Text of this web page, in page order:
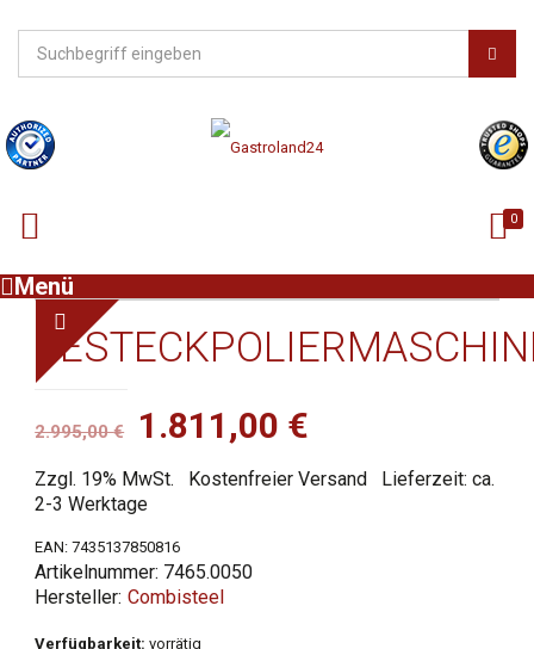
0
Menü
2.995,00€
Ursprünglicher
Preis
war:
2.995,00 €
1.811,00 €
Preis
ist:
Zzgl. 19% MwSt. Kostenfreier Versand
Lieferzeit: ca.
2-3 Werktage
EAN:7435137850816
Artikelnummer: 7465.0050
Combisteel
Verfügbarkeit: vorrätig